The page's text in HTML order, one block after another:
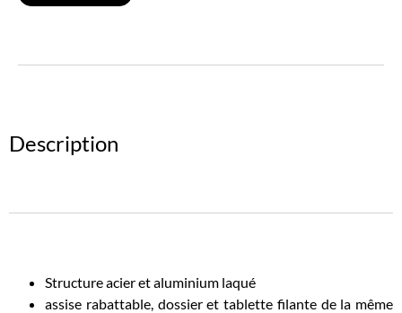
Description
Structure acier et aluminium laqué
assise rabattable, dossier et tablette filante de la même